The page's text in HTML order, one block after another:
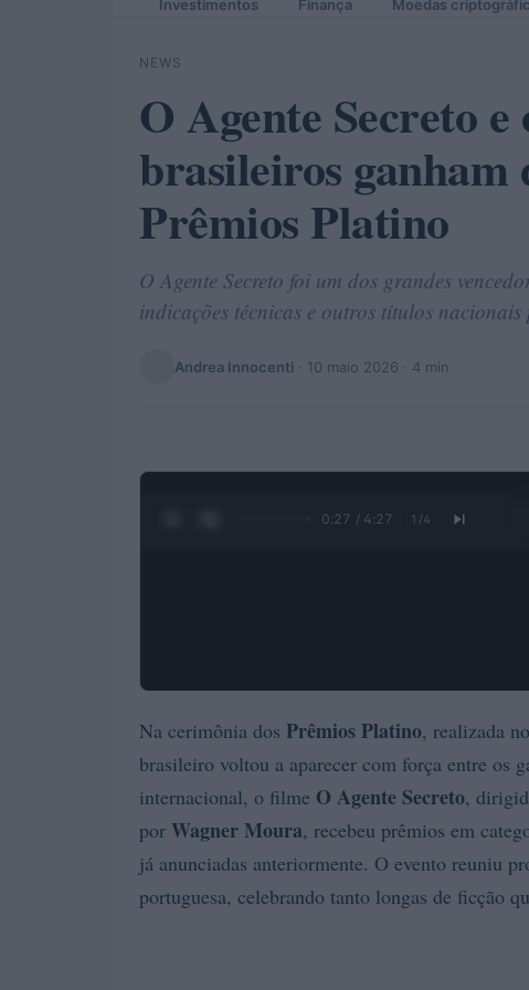
Investimentos Finança Moedas
NEWS
O Agente Secreto
brasileiros ganham
Prêmios Platino
O Agente Secreto foi um dos grandes
indicações técnicas e outros títulos nacionais
Andrea Innocenti · 10 maio 2026 · 4 min
0:28 / 4:27 1 /4
Na cerimônia dos Prêmios Platino, realizada
brasileiro voltou a aparecer com força entre os
internacional, o filme O Agente Secreto,
por Wagner Moura, recebeu prêmios em
já anunciadas anteriormente. O evento reuniu
portuguesa, celebrando tanto longas de ficção